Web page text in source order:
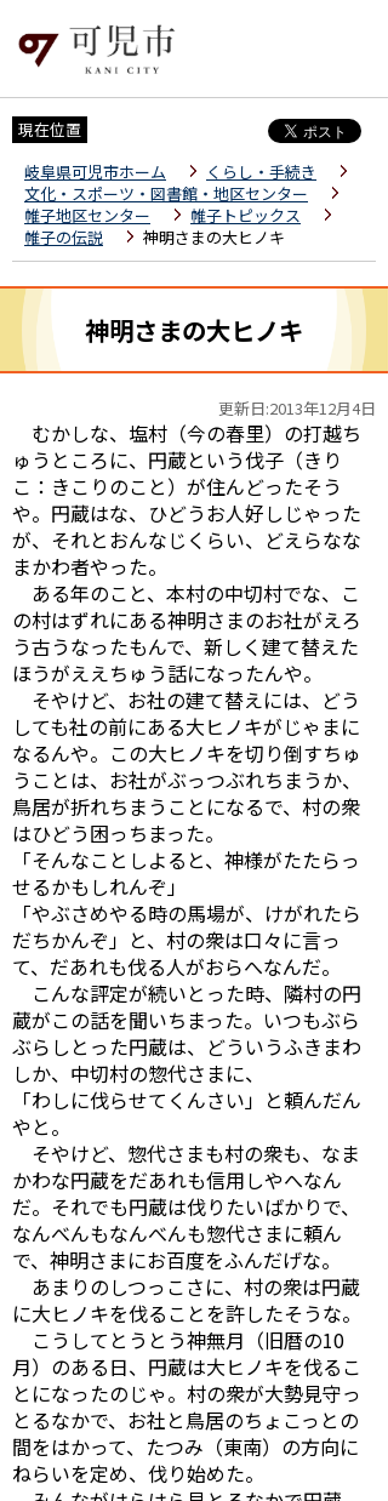
現在位置
岐阜県可児市ホーム
くらし・手続き
文化・スポーツ・図書館・地区センター
帷子地区センター
帷子トピックス
帷子の伝説
神明さまの大ヒノキ
神明さまの大ヒノキ
更新日:2013年12月4日
むかしな、塩村（今の春里）の打越ち
ゅうところに、円蔵という伐子（きり
こ：きこりのこと）が住んどったそう
や。円蔵はな、ひどうお人好しじゃった
が、それとおんなじくらい、どえらなな
まかわ者やった。
ある年のこと、本村の中切村でな、こ
の村はずれにある神明さまのお社がえろ
う古うなったもんで、新しく建て替えた
ほうがええちゅう話になったんや。
そやけど、お社の建て替えには、どう
しても社の前にある大ヒノキがじゃまに
なるんや。この大ヒノキを切り倒すちゅ
うことは、お社がぶっつぶれちまうか、
鳥居が折れちまうことになるで、村の衆
はひどう困っちまった。
「そんなことしよると、神様がたたらっ
せるかもしれんぞ」
「やぶさめやる時の馬場が、けがれたら
だちかんぞ」と、村の衆は口々に言っ
て、だあれも伐る人がおらへなんだ。
こんな評定が続いとった時、隣村の円
蔵がこの話を聞いちまった。いつもぶら
ぶらしとった円蔵は、どういうふきまわ
しか、中切村の惣代さまに、
「わしに伐らせてくんさい」と頼んだん
やと。
そやけど、惣代さまも村の衆も、なま
かわな円蔵をだあれも信用しやへなん
だ。それでも円蔵は伐りたいばかりで、
なんべんもなんべんも惣代さまに頼ん
で、神明さまにお百度をふんだげな。
あまりのしつっこさに、村の衆は円蔵
に大ヒノキを伐ることを許したそうな。
こうしてとうとう神無月（旧暦の10
月）のある日、円蔵は大ヒノキを伐るこ
とになったのじゃ。村の衆が大勢見守っ
とるなかで、お社と鳥居のちょこっとの
間をはかって、たつみ（東南）の方向に
ねらいを定め、伐り始めた。